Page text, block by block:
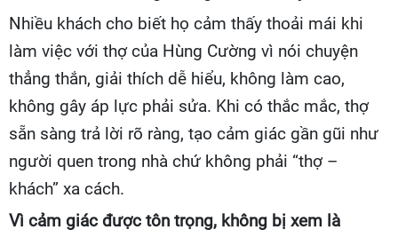
Nhiều khách cho biết họ cảm thấy thoải mái khi
làm việc với thợ của Hùng Cường vì nói chuyện
thẳng thắn, giải thích dễ hiểu, không làm cao,
không gây áp lực phải sửa. Khi có thắc mắc, thợ
sẵn sàng trả lời rõ ràng, tạo cảm giác gần gũi như
người quen trong nhà chứ không phải “thợ –
khách” xa cách.
Vì cảm giác được tôn trọng, không bị xem là